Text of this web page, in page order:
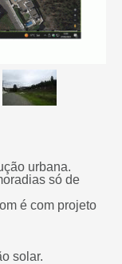
urbana.
só de
é com projeto
solar.